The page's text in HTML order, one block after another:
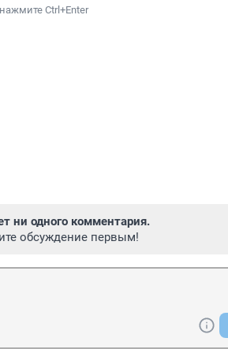
Ctrl+Enter
ни одного комментария.
обсуждение первым!